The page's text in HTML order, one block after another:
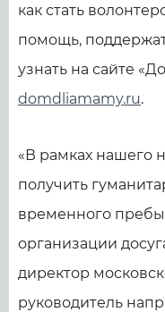
как стать
помощь,
узнать на сайте
domdliamamy.ru.
«В рамках нашего
получить
временного
организации
директор
руководитель